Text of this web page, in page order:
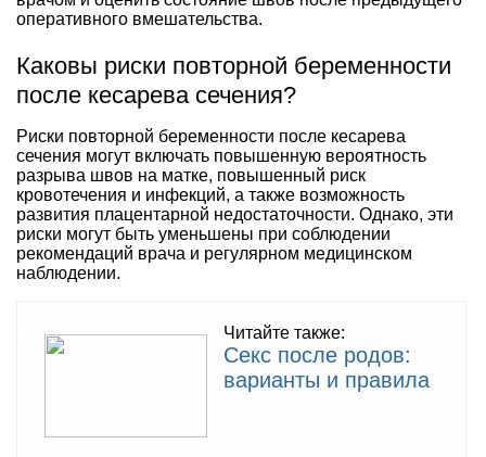
оперативного вмешательства.
Каковы риски повторной беременности
после кесарева сечения?
Риски повторной беременности после кесарева
сечения могут включать повышенную вероятность
разрыва швов на матке, повышенный риск
кровотечения и инфекций, а также возможность
развития плацентарной недостаточности. Однако, эти
риски могут быть уменьшены при соблюдении
рекомендаций врача и регулярном медицинском
наблюдении.
Читайте также:
Секс после родов:
варианты и правила